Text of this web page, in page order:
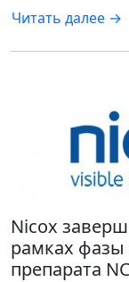
Читать далее →
Nicox
рамках фазы
препарата